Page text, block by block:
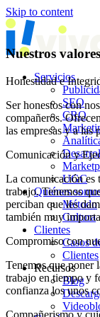
Skip to content
Servicios
SEO
CRO
UGC
Quiénes
Método
Cultura
Clientes
Casos
Clientes
Recursos
Blog
Nuestros
Honestidad e
Ser honestos con
compañeros.
las empresas y a las
Comunicación y
La comunicación es
trabajo. Tenemos
perciban que les
también muy
Compromiso con
Tenemos que poner
trabajo en tiempo y
confianza los unos
Compañerismo y